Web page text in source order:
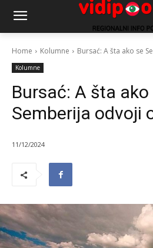
Home Kolumne Bursać: A šta ako se
Kolumne
Bursać: A šta ako
Semberija odvoji
11/12/2024